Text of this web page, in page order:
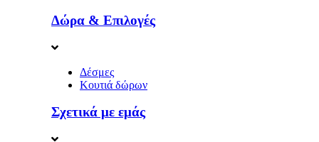
Δώρα & Επιλογές
Δέσμες
Κουτιά δώρων
Σχετικά με εμάς